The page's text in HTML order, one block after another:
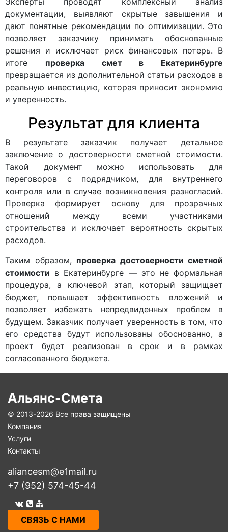
документации, выявляют скрытые завышения и
дают понятные рекомендации по оптимизации. Это
позволяет заказчику принимать обоснованные
решения и исключает риск финансовых потерь. В
итоге проверка смет в Екатеринбурге
превращается из дополнительной статьи расходов в
реальную инвестицию, которая приносит экономию
и уверенность.
Результат для клиента
В результате заказчик получает детальное
заключение о достоверности сметной стоимости.
Такой документ можно использовать для
переговоров с подрядчиком, для внутреннего
контроля или в случае возникновения разногласий.
Проверка формирует основу для прозрачных
отношений между всеми участниками
строительства и исключает вероятность скрытых
расходов.
Таким образом, проверка достоверности сметной
стоимости в Екатеринбурге — это не формальная
процедура, а ключевой этап, который защищает
бюджет, повышает эффективность вложений и
позволяет избежать непредвиденных проблем в
будущем. Заказчик получает уверенность в том, что
его средства будут использованы обоснованно, а
проект будет реализован в срок и в рамках
согласованного бюджета.
Альянс-Смета
© 2013-2026 Все права защищены
Компания
Услуги
Контакты
aliancesm@e1mail.ru
+7 (952) 574-45-44
СВЯЗЬ С НАМИ